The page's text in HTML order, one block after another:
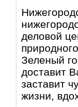
деловой
Зеленый
доставит
заставит
жизни,